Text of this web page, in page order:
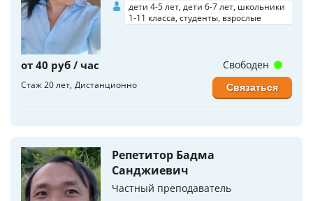
дети 4-5 лет, дети 6-7 лет, школьники
1-11 класса, студенты, взрослые
от 40 руб / час
Стаж 20 лет Дистанционно
Свободен
Связаться
Репетитор Бадма
Санджиевич
Частный преподаватель